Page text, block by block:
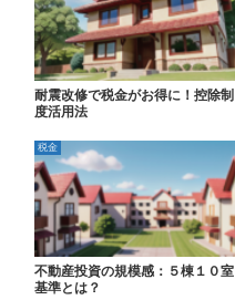
耐震改修で税金がお得に！控除制
度活用法
税金
不動産投資の規模感：５棟１０室
基準とは？